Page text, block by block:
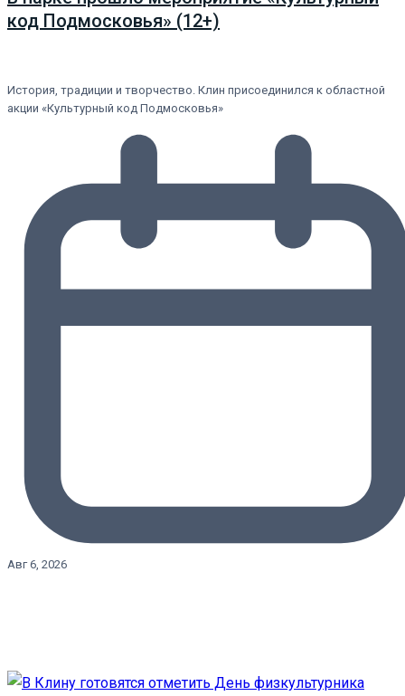
код Подмосковья» (12+)
История, традиции и творчество. Клин присоединился к областной
акции «Культурный код Подмосковья»
Авг 6, 2026